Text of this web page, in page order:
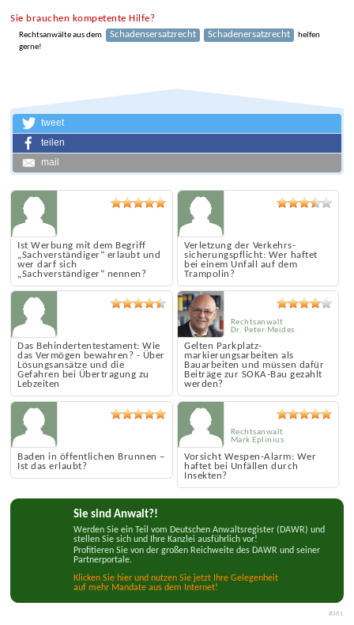
Sie brauchen kompetente Hilfe?
Rechtsanwälte aus dem Schadensersatzrecht Schadenersatzrecht
helfen
gerne!
tweet
teilen
mail
Ist Werbung mit dem Begriff
„Sachverständiger“ erlaubt und
wer darf sich
„Sachverständiger“ nennen?
Das Behindertentestament: Wie
das Vermögen bewahren? - Über
Lösungsansätze und die
Gefahren bei Übertragung zu
Lebzeiten
Baden in öffentlichen Brunnen –
Ist das erlaubt?
Verletzung der Verkehrs­
sicherungs­pflicht: Wer haftet
bei einem Unfall auf dem
Trampolin?
Gelten Park­platz­
markierungsarbeiten als
Bauarbeiten und müssen dafür
Beiträge zur SOKA-Bau gezahlt
werden?
Rechtsanwalt
Dr. Peter Meides
Vorsicht Wespen-Alarm: Wer
haftet bei Unfällen durch
Insekten?
Rechtsanwalt
Mark Eplinius
Sie sind Anwalt?!
Werden Sie ein Teil vom Deutschen Anwaltsregister (DAWR) und
stellen Sie sich und Ihre Kanzlei ausführlich vor!
Profitieren Sie von der großen Reichweite des DAWR und seiner
Partnerportale.
Klicken Sie hier und nutzen Sie jetzt Ihre Gelegenheit
auf mehr Mandate aus dem Internet!
#361